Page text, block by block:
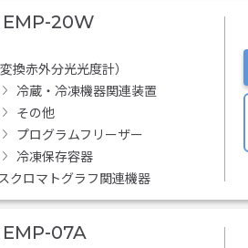
EMP-20W
換赤外分光光度計）
冷蔵・冷凍機器関連装置
その他
プログラムフリーザー
冷凍保存容器
クロマトグラフ関連機器
EMP-07A